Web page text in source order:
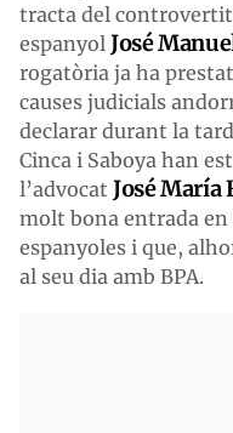
tracta del
espanyol José
rogatòria ja ha
causes judicials
declarar durant la
Cinca i Saboya han
l’advocat José María
molt bona entrada en
espanyoles i que,
al seu dia amb BPA.